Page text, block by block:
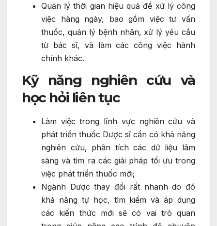
Quản lý thời gian hiệu quả để xử lý công
việc hàng ngày, bao gồm việc tư vấn
thuốc, quản lý bệnh nhân, xử lý yêu cầu
từ bác sĩ, và làm các công việc hành
chính khác.
Kỹ năng nghiên cứu và
học hỏi liên tục
Làm việc trong lĩnh vực nghiên cứu và
phát triển thuốc Dược sĩ cần có khả năng
nghiên cứu, phân tích các dữ liệu lâm
sàng và tìm ra các giải pháp tối ưu trong
việc phát triển thuốc mới;
Ngành Dược thay đổi rất nhanh do đó
khả năng tự học, tìm kiếm và áp dụng
các kiến thức mới sẽ có vai trò quan